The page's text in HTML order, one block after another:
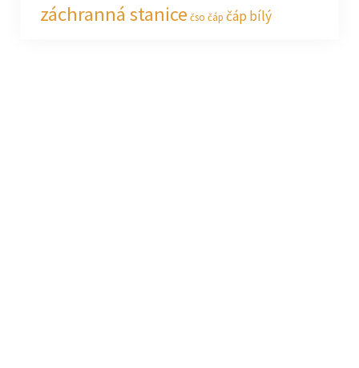
záchranná stanice čso čáp čáp bílý